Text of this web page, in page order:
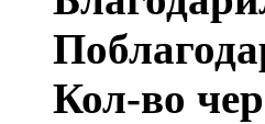
Кол-во